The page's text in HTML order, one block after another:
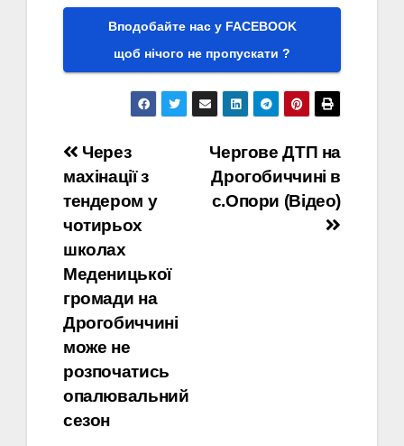
Вподобайте нас у FACEBOOK
щоб нічого не пропускати ?
Навігація
записів
Чергове ДТП на
Дрогобиччині в
с.Опори (Відео)
Через
махінації з
тендером у
чотирьох
школах
Меденицької
громади на
Дрогобиччині
може не
розпочатись
опалювальний
сезон